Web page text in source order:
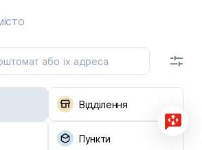
Відділення
Пункти